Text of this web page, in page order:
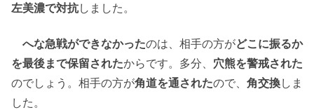
左美濃で対抗しました。
へな急戦ができなかったのは、相手の方がどこに振るか
を最後まで保留されたからです。多分、 穴熊を警戒された
のでしょう。相手の方が角道を通されたので、 角交換しま
した。